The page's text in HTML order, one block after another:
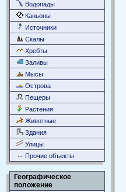
Водопады
Каньоны
Источники
Скалы
Хребты
Заливы
Мысы
Острова
Пещеры
Растения
Животные
Здания
Улицы
Прочие объекты
Географическое
положение